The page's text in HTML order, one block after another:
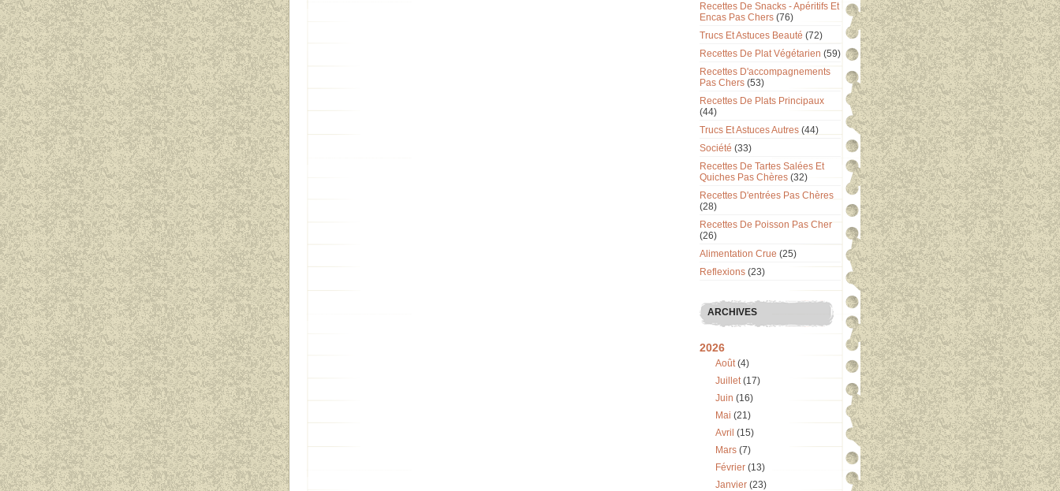
Recettes De Snacks - Apéritifs Et
Encas Pas Chers (76)
Trucs Et Astuces Beauté (72)
Recettes De Plat Végétarien (59)
Recettes D'accompagnements
Pas Chers (53)
Recettes De Plats Principaux
(44)
Trucs Et Astuces Autres (44)
Société (33)
Recettes De Tartes Salées Et
Quiches Pas Chères (32)
Recettes D'entrées Pas Chères
(28)
Recettes De Poisson Pas Cher
(26)
Alimentation Crue (25)
Reflexions (23)
ARCHIVES
2026
Août(4)
Juillet(17)
Juin (16)
Mai (21)
Avril (15)
Mars (7)
Février (13)
Janvier (23)